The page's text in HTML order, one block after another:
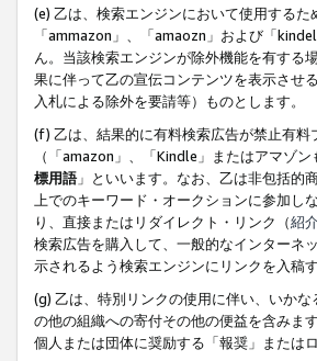
(e) 乙は、検索エンジンにおいて使用するた
「ammazon」、「amaozn」および「
ん。当該検索エンジンが除外機能を有する
果に伴って乙の宣伝コンテンツを表示させ
入札による除外を要請等）ものとします。
(f) 乙は、結果的に有料検索広告が禁止有料
（「amazon」、「Kindle」またはアマゾ
標用語」といいます。なお、乙は非包括的
上でのキーワード・オークションに参加し
り、直接またはリダイレクト・リンク（紹
検索広告を購入して、一般的なインターネ
示されるよう検索エンジンにリンクを入稿
(g) 乙は、特別リンクの使用に伴い、いか
の他の組織への寄付その他の便益を含みま
個人または団体に奨励する「報奨」または